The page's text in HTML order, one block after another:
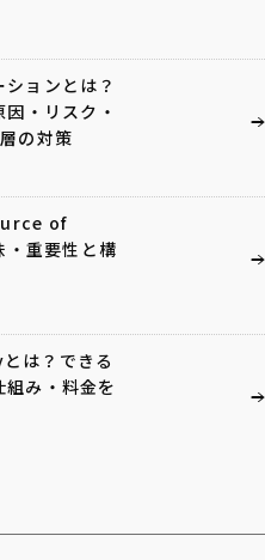
ションとは？
・リスク・
の対策
of
重要性と構
は？できる
み・料金を